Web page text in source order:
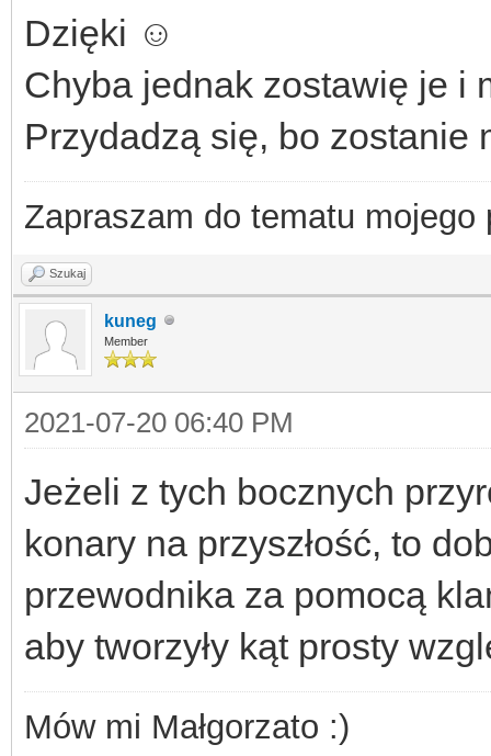
Dzięki ☺️
Chyba jednak zostawię je i
Przydadzą się, bo zostanie
Zapraszam do tematu
Szukaj
kuneg
Member
2021-07-20 06:40 PM
Jeżeli z tych bocznych
konary na przyszłość, to
przewodnika za pomocą
aby tworzyły kąt prosty
Mów mi Małgorzato :)